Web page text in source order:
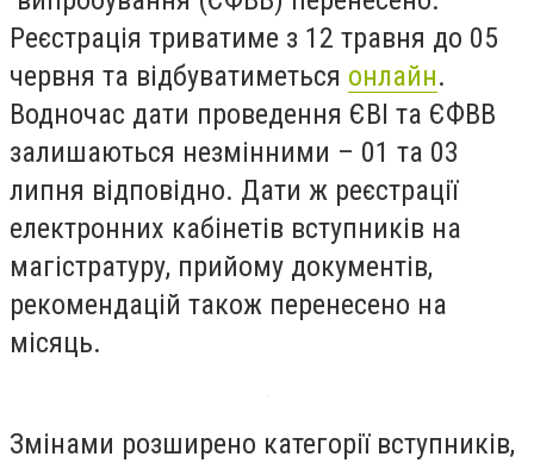
Реєстрація триватиме з 12 травня до 05
червня та відбуватиметься онлайн.
Водночас дати проведення ЄВІ та ЄФВВ
залишаються незмінними – 01 та 03
липня відповідно. Дати ж реєстрації
електронних кабінетів вступників на
магістратуру, прийому документів,
рекомендацій також перенесено на
місяць.
Змінами розширено категорії вступників,